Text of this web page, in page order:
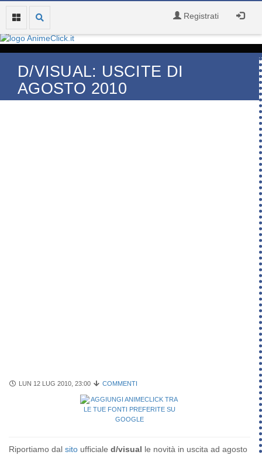
Registrati
D/VISUAL: USCITE DI
AGOSTO 2010
LUN 12 LUG 2010, 23:00 COMMENTI
Riportiamo dal sito ufficiale d/visual le novità in uscita ad agosto